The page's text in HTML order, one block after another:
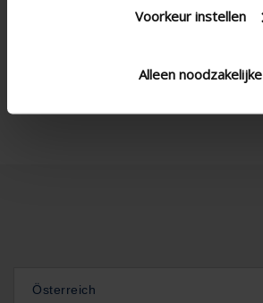
Voorkeur instellen
Alleen noodzakelijke
Maximum length (mm)
3500
Österreich